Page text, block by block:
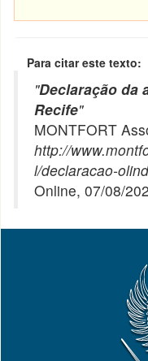
Para citar este texto:
"Declaração da
Recife"
MONTFORT
http://
l/declaracao-
Online, 07/08/